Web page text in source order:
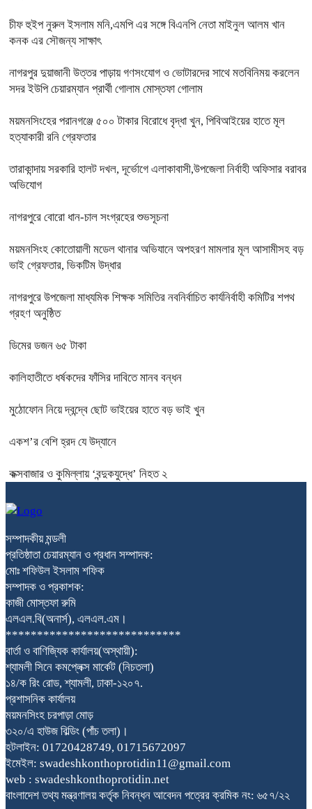
চীফ হুইপ নুরুল ইসলাম মনি,এমপি এর সঙ্গে বিএনপি নেতা মাইনুল আলম খান
কনক এর সৌজন্য সাক্ষাৎ
নাগরপুর দুয়াজানী উত্তর পাড়ায় গণসংযোগ ও ভোটারদের সাথে মতবিনিময় করলেন
সদর ইউপি চেয়ারম্যান প্রার্থী গোলাম মোস্তফা গোলাম
ময়মনসিংহের পরানগঞ্জে ৫০০ টাকার বিরোধে বৃদ্ধা খুন, পিবিআইয়ের হাতে মূল
হত্যাকারী রনি গ্রেফতার
তারাকান্দায় সরকারি হালট দখল, দূর্ভোগে এলাকাবাসী,উপজেলা নির্বাহী অফিসার বরাবর
অভিযোগ
নাগরপুরে বোরো ধান-চাল সংগ্রহের শুভসূচনা
ময়মনসিংহ কোতোয়ালী মডেল থানার অভিযানে অপহরণ মামলার মূল আসামীসহ বড়
ভাই গ্রেফতার, ভিকটিম উদ্ধার
নাগরপুরে উপজেলা মাধ্যমিক শিক্ষক সমিতির নবনির্বাচিত কার্যনির্বাহী কমিটির শপথ
গ্রহণ অনুষ্ঠিত
ডিমের ডজন ৬৫ টাকা
কালিহাতীতে ধর্ষকদের ফাঁসির দাবিতে মানব বন্ধন
মুঠোফোন নিয়ে দ্বন্দ্বে ছোট ভাইয়ের হাতে বড় ভাই খুন
একশ’র বেশি হ্রদ যে উদ্যানে
কক্সবাজার ও কুমিল্লায় ‘বন্দুকযুদ্ধে’ নিহত ২
সম্পাদকীয় মন্ডলী
প্রতিষ্ঠাতা চেয়ারম্যান ও প্রধান সম্পাদক:
মোঃ শফিউল ইসলাম শফিক
সম্পাদক ও প্রকাশক:
কাজী মোস্তফা রুমি
এলএল.বি(অনার্স), এলএল.এম।
****************************
বার্তা ও বাণিজ্যিক কার্যালয়(অস্থায়ী):
শ্যামলী সিনে কমপ্লেক্স মার্কেট (নিচতলা)
১৪/ক রিং রোড, শ্যামলী, ঢাকা-১২০৭.
প্রশাসনিক কার্যালয়
ময়মনসিংহ চরপাড়া মোড়
৩২০/এ হাউজ বিল্ডিং (পাঁচ তলা)।
হটলাইন: 01720428749, 01715672097
ইমেইল: swadeshkonthoprotidin11@gmail.com
web : swadeshkonthoprotidin.net
বাংলাদেশ তথ্য মন্ত্রণালয় কর্তৃক নিবন্ধন আবেদন পত্রের ক্রমিক নং: ৬৫৭/২২